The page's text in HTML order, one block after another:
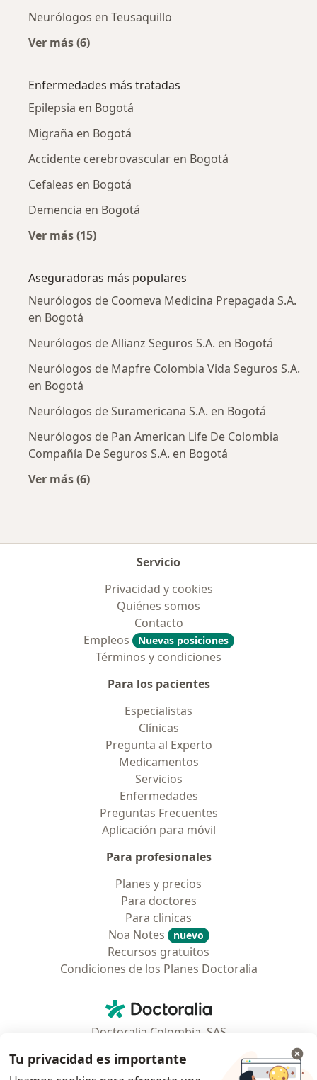
Neurólogos en Teusaquillo
Ver más (6)
Enfermedades más tratadas
Epilepsia en Bogotá
Migraña en Bogotá
Accidente cerebrovascular en Bogotá
Cefaleas en Bogotá
Demencia en Bogotá
Ver más (15)
Aseguradoras más populares
Neurólogos de Coomeva Medicina Prepagada S.A.
en Bogotá
Neurólogos de Allianz Seguros S.A. en Bogotá
Neurólogos de Mapfre Colombia Vida Seguros S.A.
en Bogotá
Neurólogos de Suramericana S.A. en Bogotá
Neurólogos de Pan American Life De Colombia
Compañía De Seguros S.A. en Bogotá
Ver más (6)
Servicio
Privacidad y cookies
Quiénes somos
Contacto
Empleos
Nuevas posiciones
Términos y condiciones
Para los pacientes
Especialistas
Clínicas
Pregunta al Experto
Medicamentos
Servicios
Enfermedades
Preguntas Frecuentes
Aplicación para móvil
Para profesionales
Planes y precios
Para doctores
Para clinicas
Noa Notes
nuevo
Recursos gratuitos
Condiciones de los Planes Doctoralia
Doctoralia - Página de inicio
Doctoralia Colombia, SAS
Municipio: Bogotá D.C., Colombia
Tu privacidad es importante